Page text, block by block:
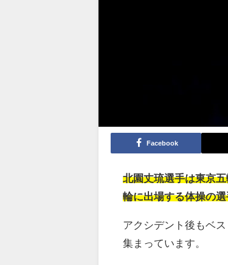
Facebook
北園丈琉選手は東京
輪に出場する体操の
アクシデント後もベ
集まっています。